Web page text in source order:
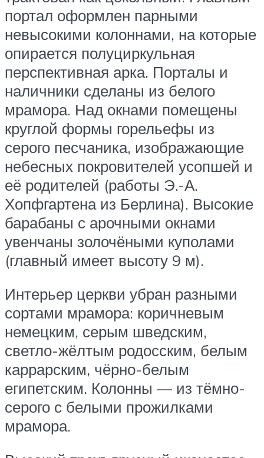
портал оформлен парными
невысокими колоннами, на которые
опирается полуциркульная
перспективная арка. Порталы и
наличники сделаны из белого
мрамора. Над окнами помещены
круглой формы горельефы из
серого песчаника, изображающие
небесных покровителей усопшей и
её родителей (работы Э.-А.
Хопфгартена из Берлина). Высокие
барабаны с арочными окнами
увенчаны золочёными куполами
(главный имеет высоту 9 м).
Интерьер церкви убран разными
сортами мрамора: коричневым
немецким, серым шведским,
светло-жёлтым родосским, белым
каррарским, чёрно-белым
египетским. Колонны — из тёмно-
серого с белыми прожилками
мрамора.